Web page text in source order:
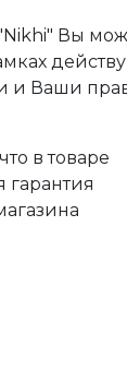
Вы
и Ваши
в товаре
гарантия